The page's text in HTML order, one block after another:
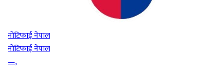
नोटिफाई नेपाल
नोटिफाई नेपाल
—,